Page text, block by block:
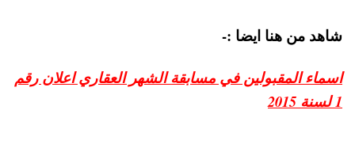
شاهد من هنا ايضا :-
اسماء المقبولين في مسابقة الشهر العقاري اعلان رقم
1 لسنة 2015